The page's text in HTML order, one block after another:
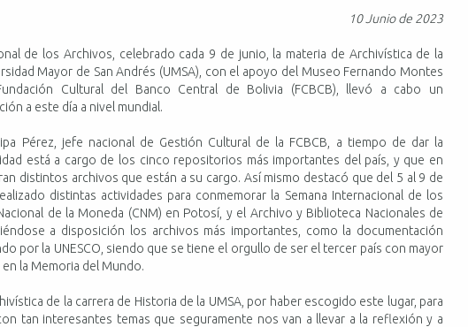
10 Junio de 2023
de los Archivos, celebrado cada 9 de junio, la materia de Archivística de la
Mayor de San Andrés (UMSA), con el apoyo del Museo Fernando Montes
Cultural del Banco Central de Bolivia (FCBCB), llevó a cabo un
a este día a nivel mundial.
Pérez, jefe nacional de Gestión Cultural de la FCBCB, a tiempo de dar la
está a cargo de los cinco repositorios más importantes del país, y que en
distintos archivos que están a su cargo. Así mismo destacó que del 5 al 9 de
distintas actividades para conmemorar la Semana Internacional de los
de la Moneda (CNM) en Potosí, y el Archivo y Biblioteca Nacionales de
a disposición los archivos más importantes, como la documentación
por la UNESCO, siendo que se tiene el orgullo de ser el tercer país con mayor
la Memoria del Mundo.
de la carrera de Historia de la UMSA, por haber escogido este lugar, para
tan interesantes temas que seguramente nos van a llevar a la reflexión y a